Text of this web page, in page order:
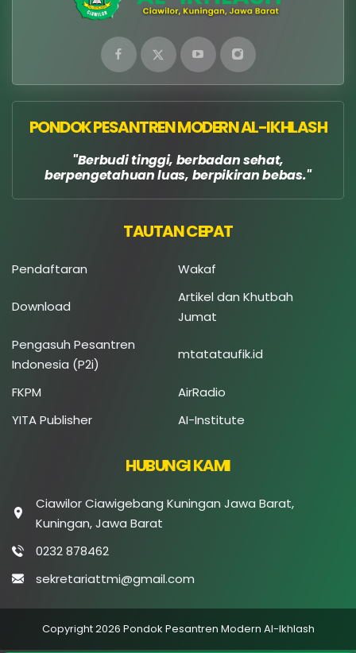
PONDOK PESANTREN MODERN AL-IKHLASH
Berbudi tinggi, berbadan sehat,
berpengetahuan luas, berpikiran bebas.
TAUTAN CEPAT
Pendaftaran Wakaf
Download
Artikel dan Khutbah
Jumat
Pengasuh Pesantren
Indonesia (P2i)
mtatataufik.id
FKPM
AirRadio
YITA Publisher
AI-Institute
HUBUNGI KAMI
Ciawilor Ciawigebang Kuningan Jawa Barat,
Kuningan, Jawa Barat
0232 878462
sekretariattmi@gmail.com
Copyright 2026 Pondok Pesantren Modern Al-Ikhlash